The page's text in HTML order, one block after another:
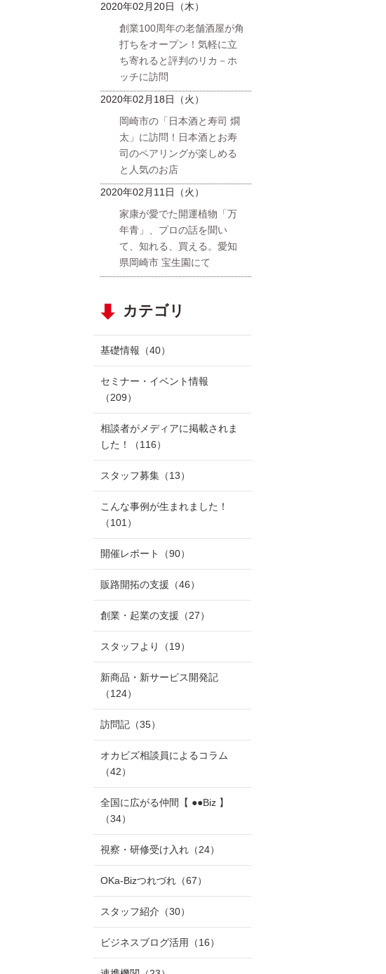
2020年02月20日（木）
創業100周年の老舗酒屋が角
打ちをオープン！気軽に立
ち寄れると評判のリカ－ホ
ッチに訪問
2020年02月18日（火）
岡崎市の「日本酒と寿司 燗
太」に訪問！日本酒とお寿
司のペアリングが楽しめる
と人気のお店
2020年02月11日（火）
家康が愛でた開運植物「万
年青」、プロの話を聞い
て、知れる、買える。愛知
県岡崎市 宝生園にて
カテゴリ
基礎情報 （40）
セミナー・イベント情報
（209）
相談者がメディアに掲載されま
した！
（116）
スタッフ募集 （13）
こんな事例が生まれました！
（101）
開催レポート （90）
販路開拓の支援 （46）
創業・起業の支援 （27）
スタッフより （19）
新商品・新サービス開発記
（124）
訪問記 （35）
オカビズ相談員によるコラム
（42）
全国に広がる仲間【 ●●Biz 】
（34）
視察・研修受け入れ （24）
OKa-Bizつれづれ （67）
スタッフ紹介 （30）
ビジネスブログ活用 （16）